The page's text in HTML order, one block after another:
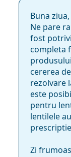
Da
Buna ziua,
Ne pare
fost
completa
produsului
cererea
rezolvare
este
pentru
lentilele
Zi